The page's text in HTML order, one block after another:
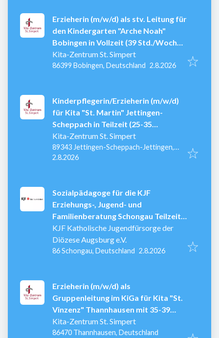
Erzieherin (m/w/d) als stv. Leitung für
den Kindergarten "Arche Noah"
Bobingen in Vollzeit (39 Std./Woche),
zum nächstmöglichen Zeitpunkt
Kita-Zentrum St. Simpert
86399 Bobingen, Deutschland Veröffentlicht:
2.8.2026
Kinderpflegerin/Erzieherin (m/w/d)
für Kita "St. Martin" Jettingen-
Scheppach in Teilzeit (25-35
Std./Woche), ab 01.09.2026
Kita-Zentrum St. Simpert
89343 Jettingen-Scheppach-Jettingen,
Deutschland
Veröffentlicht
2.8.2026
Sozialpädagoge für die KJF
Erziehungs-, Jugend- und
Familienberatung Schongau Teilzeit
als Elternzeitvertretung m/w/d
KJF Katholische Jugendfürsorge der
Diözese Augsburg e.V.
86 Schongau, Deutschland Veröffentlicht
2.8.2026
Erzieherin (m/w/d) als
Gruppenleitung im KiGa für Kita "St.
Vinzenz" Thannhausen mit 35-39
Std./Woche, unbefristet
Kita-Zentrum St. Simpert
86470 Thannhausen, Deutschland